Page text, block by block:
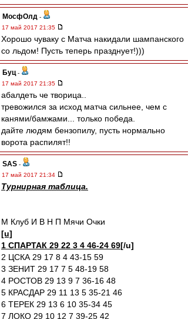
МосфОлд -
17 май 2017 21:35
Хорошо чуваку с Матча накидали шампанского
со льдом! Пусть теперь празднует!)))
Буц -
17 май 2017 21:35
абалдеть че творица..
тревожился за исход матча сильнее, чем с
канями/бамжами... только победа.
дайте людям бензопилу, пусть нормально
ворота распилят!!
SAS -
17 май 2017 21:34
Турнирная таблица.
М Клуб И В Н П Мячи Очки
[u]
1 СПАРТАК 29 22 3 4 46-24 69[/u]
2 ЦСКА 29 17 8 4 43-15 59
3 ЗЕНИТ 29 17 7 5 48-19 58
4 РОСТОВ 29 13 9 7 36-16 48
5 КРАСДАР 29 11 13 5 35-21 46
6 ТЕРЕК 29 13 6 10 35-34 45
7 ЛОКО 29 10 12 7 39-25 42